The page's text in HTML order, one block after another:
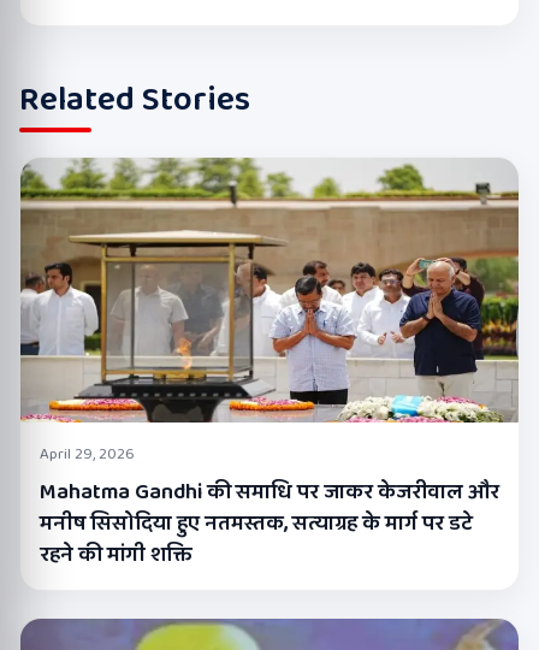
Related Stories
April 29, 2026
Mahatma Gandhi की समाधि पर जाकर केजरीवाल और
मनीष सिसोदिया हुए नतमस्तक, सत्याग्रह के मार्ग पर डटे
रहने की मांगी शक्ति